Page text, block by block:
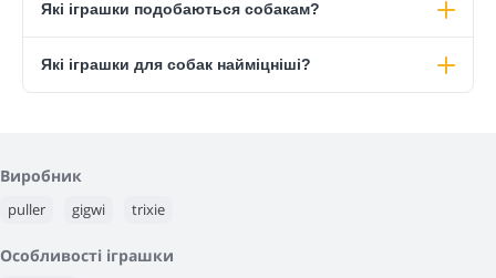
Які іграшки подобаються собакам?
Які іграшки для собак найміцніші?
Виробник
puller gigwi trixie
Особливості іграшки